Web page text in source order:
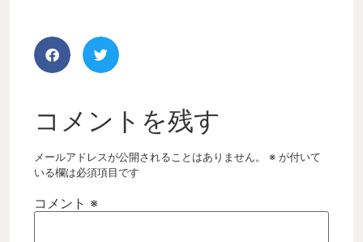
コメントを残す
メールアドレスが公開されることはありません。 ※ が付いて
いる欄は必須項目です
コメント ※